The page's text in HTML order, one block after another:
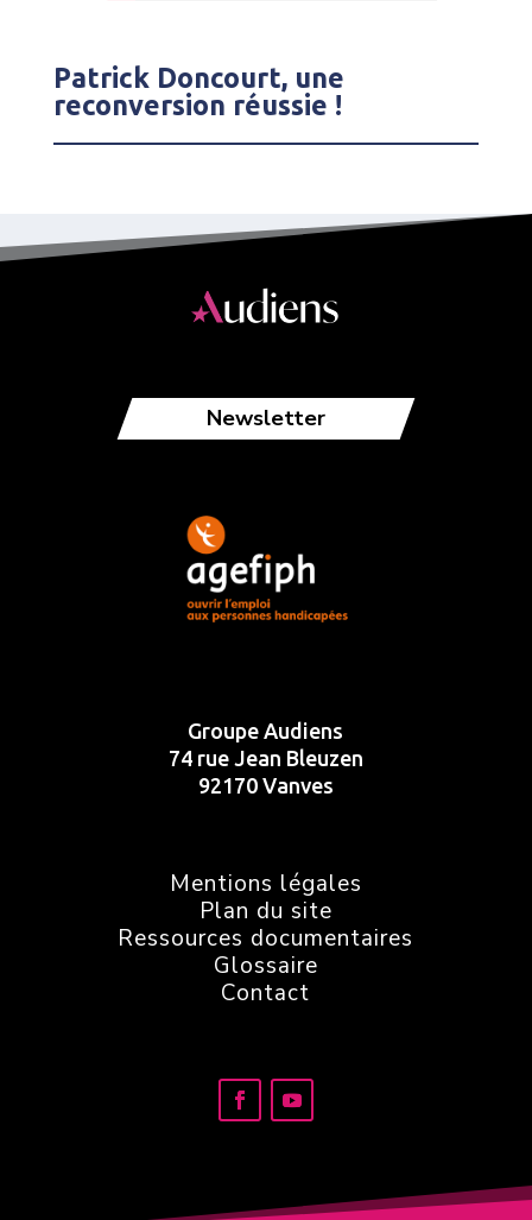
Patrick Doncourt, une
reconversion réussie !
Newsletter
Groupe Audiens
74 rue Jean Bleuzen
92170 Vanves
Mentions légales
Plan du site
Ressources documentaires
Glossaire
Contact